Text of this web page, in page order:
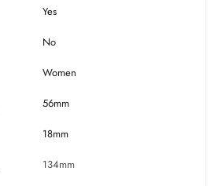
Yes
No
Women
56mm
18mm
134mm